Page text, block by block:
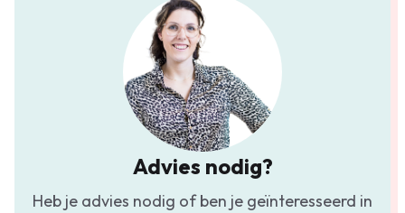
Advies nodig?
Heb je advies nodig of ben je geïnteresseerd in